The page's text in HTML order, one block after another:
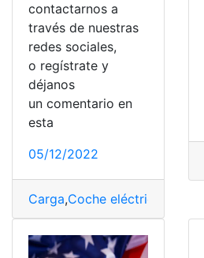
contactarnos a
través de nuestras
redes sociales,
o regístrate y
déjanos
un comentario en
esta
05/12/2022
Carga,Coche eléctrico